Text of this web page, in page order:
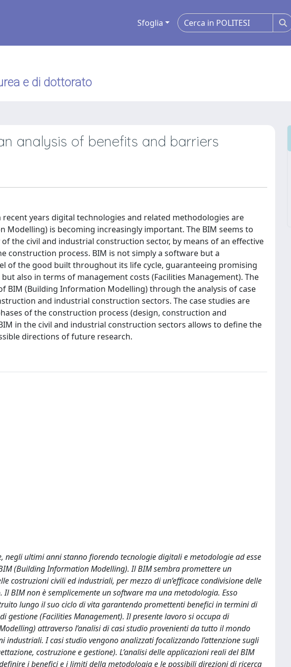
Sfoglia
e di dottorato
analysis of benefits and barriers
years digital technologies and related methodologies are
is becoming increasingly important. The BIM seems to
the civil and industrial construction sector, by means of an effective
process. BIM is not simply a software but a
of the good built throughout its life cycle, guaranteeing promising
also in terms of management costs (Facilities Management). The
BIM (Building Information Modelling) through the analysis of case
and industrial construction sectors. The case studies are
of the construction process (design, construction and
in the civil and industrial construction sectors allows to define the
directions of future research.
negli ultimi anni stanno fiorendo tecnologie digitali e metodologie ad esse
(Building Information Modelling). Il BIM sembra promettere un
costruzioni civili ed industriali, per mezzo di un’efficace condivisione delle
BIM non è semplicemente un software ma una metodologia. Esso
lungo il suo ciclo di vita garantendo promettenti benefici in termini di
gestione (Facilities Management). Il presente lavoro si occupa di
attraverso l’analisi di casi studio provenienti da tutto il mondo
I casi studio vengono analizzati focalizzando l’attenzione sugli
costruzione e gestione). L’analisi delle applicazioni reali del BIM
i benefici e i limiti della metodologia e le possibili direzioni di ricerca